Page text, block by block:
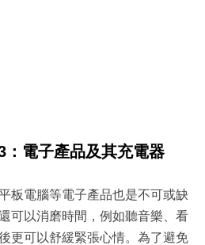
：電子產品及其充電器
板電腦等電子產品也是不可或缺
可以消磨時間，例如聽音樂、看
更可以舒緩緊張心情。為了避免